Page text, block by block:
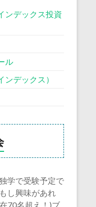
ンデックス投資
ル
デックス）
学で受験予定で
し興味があれ
70名超え！)ブ